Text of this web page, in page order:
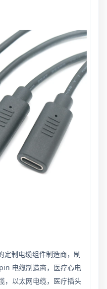
定制电缆组件制造商，制
电缆制造商，医疗心电
，以太网电缆，医疗插头